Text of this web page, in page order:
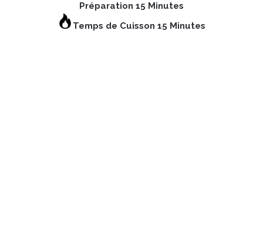
Préparation 15 Minutes
Temps de Cuisson 15 Minutes